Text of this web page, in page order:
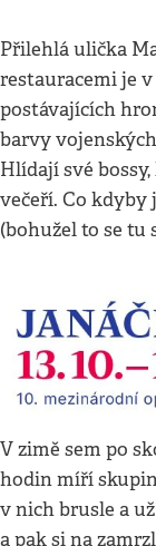
Přilehlá ulička
restauracemi je
postávajících
barvy
Hlídají své
večeří. Co
(bohužel to se tu
V zimě sem po
hodin míří
v nich brusle a
a pak si na